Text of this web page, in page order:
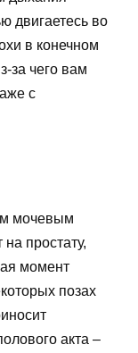
двигаетесь во
в конечном
за чего вам
с
мочевым
простату,
момент
позах
акта –